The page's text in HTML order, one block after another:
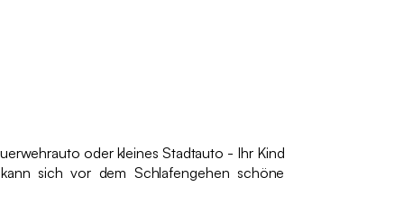
oder kleines Stadtauto - Ihr Kind
sich vor dem Schlafengehen schöne